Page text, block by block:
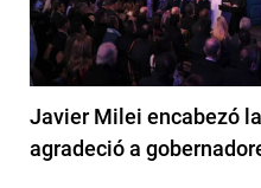
Javier Milei encabezó
agradeció a